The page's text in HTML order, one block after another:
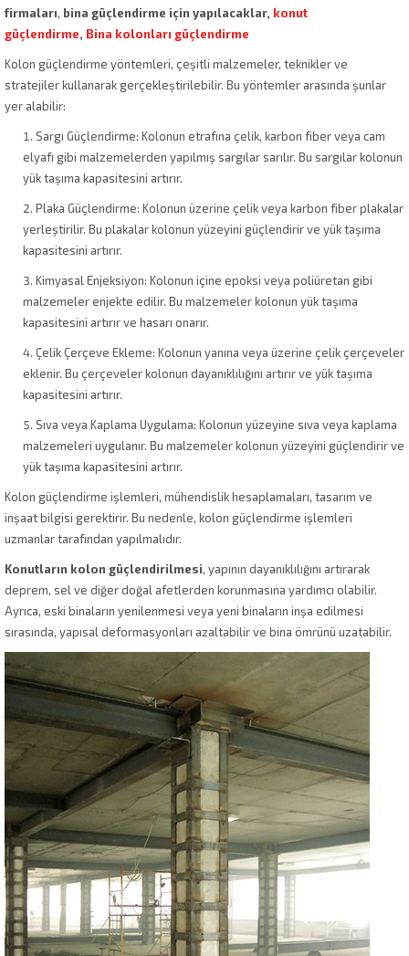
firmaları, bina güçlendirme için yapılacaklar, konut
güçlendirme, Bina kolonları güçlendirme
Kolon güçlendirme yöntemleri, çeşitli malzemeler, teknikler ve
stratejiler kullanarak gerçekleştirilebilir. Bu yöntemler arasında şunlar
yer alabilir:
Sargı Güçlendirme: Kolonun etrafına çelik, karbon fiber veya cam
elyafı gibi malzemelerden yapılmış sargılar sarılır. Bu sargılar kolonun
yük taşıma kapasitesini artırır.
Plaka Güçlendirme: Kolonun üzerine çelik veya karbon fiber plakalar
yerleştirilir. Bu plakalar kolonun yüzeyini güçlendirir ve yük taşıma
kapasitesini artırır.
Kimyasal Enjeksiyon: Kolonun içine epoksi veya poliüretan gibi
malzemeler enjekte edilir. Bu malzemeler kolonun yük taşıma
kapasitesini artırır ve hasarı onarır.
Çelik Çerçeve Ekleme: Kolonun yanına veya üzerine çelik çerçeveler
eklenir. Bu çerçeveler kolonun dayanıklılığını artırır ve yük taşıma
kapasitesini artırır.
Sıva veya Kaplama Uygulama: Kolonun yüzeyine sıva veya kaplama
malzemeleri uygulanır. Bu malzemeler kolonun yüzeyini güçlendirir ve
yük taşıma kapasitesini artırır.
Kolon güçlendirme işlemleri, mühendislik hesaplamaları, tasarım ve
inşaat bilgisi gerektirir. Bu nedenle, kolon güçlendirme işlemleri
uzmanlar tarafından yapılmalıdır.
Konutların kolon güçlendirilmesi, yapının dayanıklılığını artırarak
deprem, sel ve diğer doğal afetlerden korunmasına yardımcı olabilir.
Ayrıca, eski binaların yenilenmesi veya yeni binaların inşa edilmesi
sırasında, yapısal deformasyonları azaltabilir ve bina ömrünü uzatabilir.